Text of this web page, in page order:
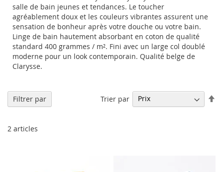
salle de bain jeunes et tendances. Le toucher
agréablement doux et les couleurs vibrantes assurent une
sensation de bonheur après votre douche ou votre bain.
Linge de bain hautement absorbant en coton de qualité
standard 400 grammes / m². Fini avec un large col doublé
moderne pour un look contemporain. Qualité belge de
Clarysse.
Filtrer par
2 articles
Trier par